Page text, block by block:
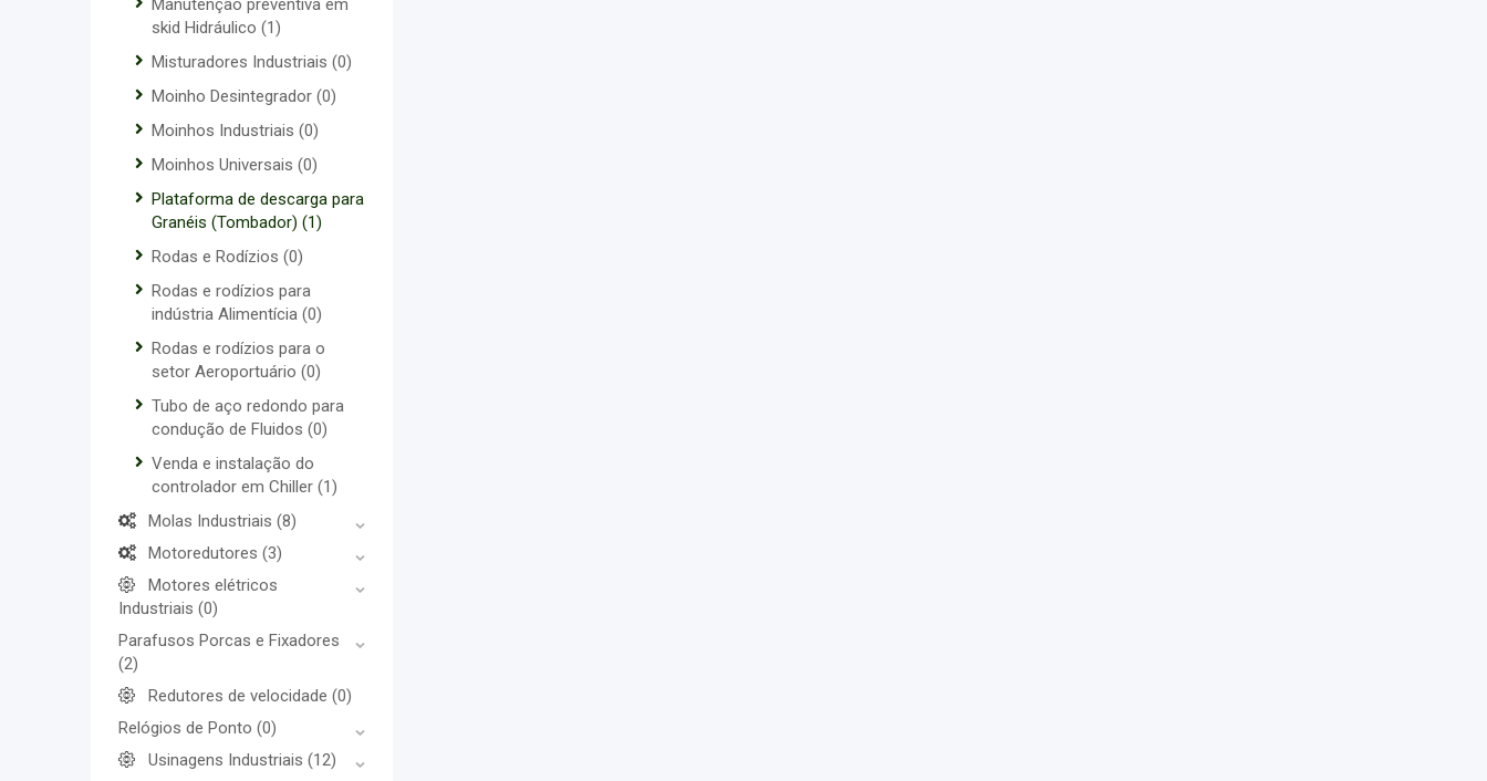
Manutenção preventiva em
skid Hidráulico (1)
Misturadores Industriais (0)
Moinho Desintegrador (0)
Moinhos Industriais (0)
Moinhos Universais (0)
Plataforma de descarga para
Granéis (Tombador) (1)
Rodas e Rodízios (0)
Rodas e rodízios para
indústria Alimentícia (0)
Rodas e rodízios para o
setor Aeroportuário (0)
Tubo de aço redondo para
condução de Fluidos (0)
Venda e instalação do
controlador em Chiller (1)
Molas Industriais (8)
Motoredutores (3)
Motores elétricos
Industriais (0)
Parafusos Porcas e Fixadores
(2)
Redutores de velocidade (0)
Relógios de Ponto (0)
Usinagens Industriais (12)